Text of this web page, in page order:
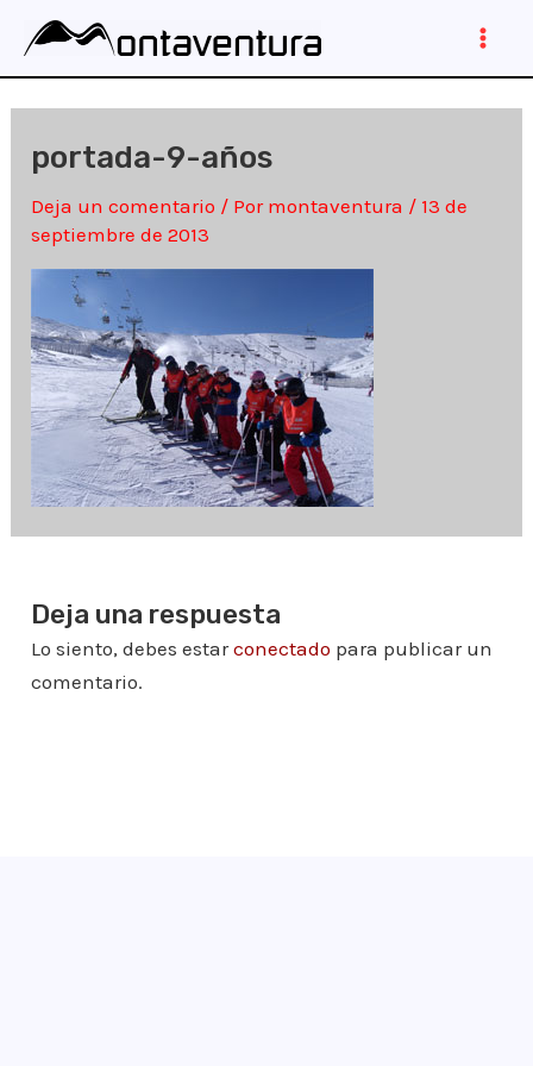
contenido
portada-9-años
Deja un comentario / Por montaventura / 13 de
septiembre de 2013
Deja una respuesta
Lo siento, debes estarconectado para publicar un
comentario.